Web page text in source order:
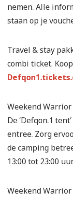
nemen. Alle
staan op je
Travel & stay
combi ticket.
Weekend
De ‘Defqon.1
entree. Zorg
de camping
13:00 tot 23:00
Weekend